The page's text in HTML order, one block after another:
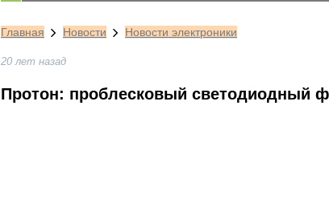
Главная Новости Новости электроники
20 лет назад
Протон: проблесковый светодиодный